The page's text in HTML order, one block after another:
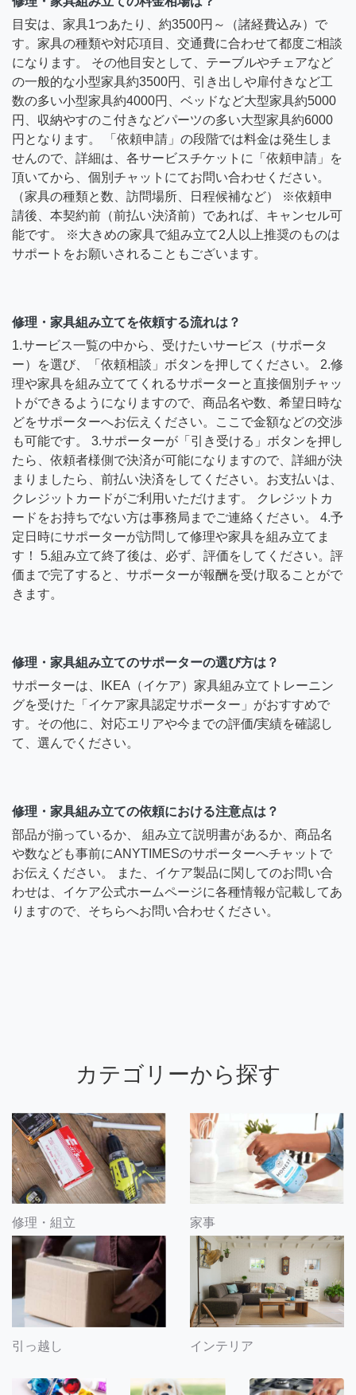
目安は、家具1つあたり、約3500円～（諸経費込み）で
す。家具の種類や対応項目、交通費に合わせて都度ご相談
になります。 その他目安として、テーブルやチェアなど
の一般的な小型家具約3500円、引き出しや扉付きなど工
数の多い小型家具約4000円、ベッドなど大型家具約5000
円、収納やすのこ付きなどパーツの多い大型家具約6000
円となります。 「依頼申請」の段階では料金は発生しま
せんので、詳細は、各サービスチケットに「依頼申請」を
頂いてから、個別チャットにてお問い合わせください。
（家具の種類と数、訪問場所、日程候補など） ※依頼申
請後、本契約前（前払い決済前）であれば、キャンセル可
能です。 ※大きめの家具で組み立て2人以上推奨のものは
サポートをお願いされることもございます。
修理・家具組み立てを依頼する流れは？
1.サービス一覧の中から、受けたいサービス（サポータ
ー）を選び、「依頼相談」ボタンを押してください。 2.修
理や家具を組み立ててくれるサポーターと直接個別チャッ
トができるようになりますので、商品名や数、希望日時な
どをサポーターへお伝えください。ここで金額などの交渉
も可能です。 3.サポーターが「引き受ける」ボタンを押し
たら、依頼者様側で決済が可能になりますので、詳細が決
まりましたら、前払い決済をしてください。お支払いは、
クレジットカードがご利用いただけます。 クレジットカ
ードをお持ちでない方は事務局までご連絡ください。 4.予
定日時にサポーターが訪問して修理や家具を組み立てま
す！ 5.組み立て終了後は、必ず、評価をしてください。評
価まで完了すると、サポーターが報酬を受け取ることがで
きます。
修理・家具組み立てのサポーターの選び方は？
サポーターは、IKEA（イケア）家具組み立てトレーニン
グを受けた「イケア家具認定サポーター」がおすすめで
す。その他に、対応エリアや今までの評価/実績を確認し
て、選んでください。
修理・家具組み立ての依頼における注意点は？
部品が揃っているか、 組み立て説明書があるか、商品名
や数なども事前にANYTIMESのサポーターへチャットで
お伝えください。 また、イケア製品に関してのお問い合
わせは、イケア公式ホームページに各種情報が記載してあ
りますので、そちらへお問い合わせください。
カテゴリーから探す
修理・組立 家事
引っ越し インテリア